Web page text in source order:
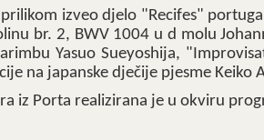
izveo djelo "Recifes"
br. 2, BWV 1004 u d molu
Yasuo Sueyoshija,
na japanske dječije pjesme Keiko
iz Porta realizirana je u okviru